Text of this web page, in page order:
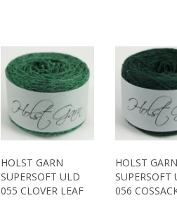
HOLST GARN
SUPERSOFT ULD
055 CLOVER LEAF
HOLST GARN
SUPERSOFT
056